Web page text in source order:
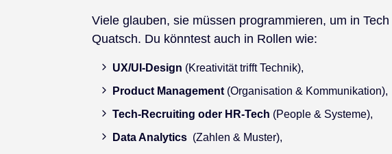
Viele glauben, sie müssen programmieren, um in
Quatsch. Du könntest auch in Rollen wie:
UX/UI-Design (Kreativität trifft Technik),
Product Management (Organisation & Kommunikation),
Tech-Recruiting oder HR-Tech (People & Systeme),
Data Analytics (Zahlen & Muster),